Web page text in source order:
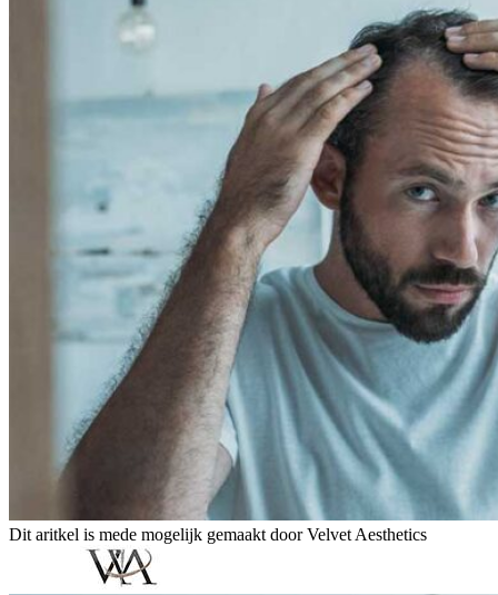
Dit aritkel is mede mogelijk gemaakt door Velvet Aesthetics